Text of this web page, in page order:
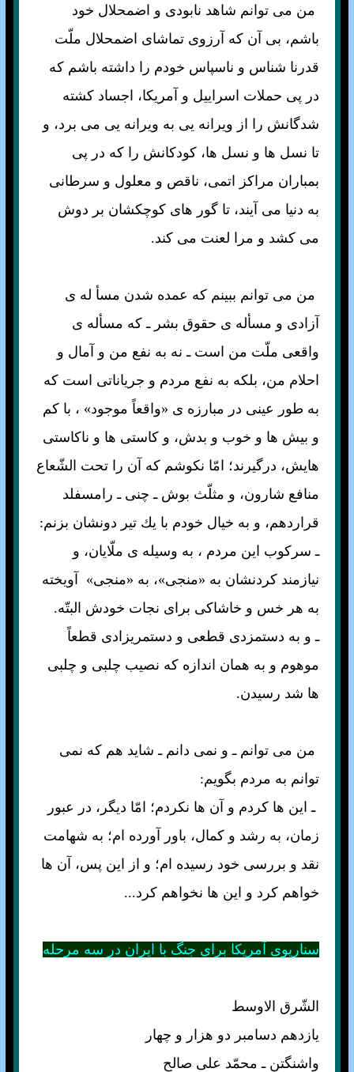
من مى توانم شاهد نابودى و اضمحلال خود
باشم، بى آن كه آرزوى تماشاى اضمحلال ملّت
قدرنا شناس و ناسپاس خودم را داشته باشم كه
در پى حملات اسراييل و آمريكا، اجساد كشته
شدگانش را از ويرانه يى به ويرانه يى مى برد، و
تا نسل ها و نسل ها، كودكانش را كه در پى
بمباران مراكز اتمى، ناقص و معلول و سرطانى
به دنيا مى آيند، تا گور هاى كوچكشان بر دوش
مى كشد و مرا لعنت مى كند.
من مى توانم ببينم كه عمده شدن مسأ له ی
آزادى و مسأله ی حقوق بشر ـ كه مسأله ی
واقعى ملّت من است ـ نه به نفع من و آمال و
احلام من، بلكه به نفع مردم و جرياناتى است كه
به طور عينى در مبارزه ی «واقعاً موجود» ، با كم
و بيش ها و خوب و بدش، و كاستى ها و ناكاستى
هايش، درگيرند؛ امّا نكوشم كه آن را تحت الشّعاع
منافع شارون، و مثلّث بوش ـ چنى ـ رامسفلد
قراردهم، و به خيال خودم با يك تير دونشان بزنم:
ـ سركوب اين مردم ، به وسيله ی ملّايان، و
نيازمند كردنشان به «منجى»، به «منجى» آويخته
به هر خس و خاشاكى براى نجات خودش البتّه.
ـ و به دستمزدى قطعى و دستمريزادى قطعاً
موهوم و به همان اندازه كه نصيب چلبى و چلبى
ها شد رسيدن.
من مى توانم ـ و نمى دانم ـ شايد هم كه نمى
توانم به مردم بگويم:
ـ اين ها كردم و آن ها نكردم؛ امّا ديگر، در عبور
زمان، به رشد و كمال، باور آورده ام؛ به شهامت
نقد و بررسى خود رسيده ام؛ و از اين پس، آن ها
خواهم كرد و اين ها نخواهم كرد...
سناريوى آمريكا براى جنگ با ايران در سه مرحله
الشّرق الاوسط
يازدهم دسامبر دو هزار و چهار
واشنگتن ـ محمّد على صالح